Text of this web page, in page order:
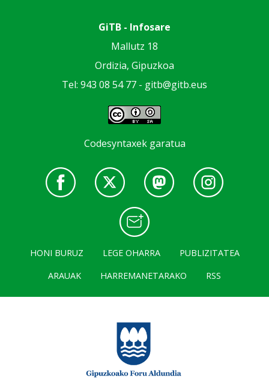
GiTB - Infosare
Mallutz 18
Ordizia, Gipuzkoa
Tel: 943 08 54 77 - gitb@gitb.eus
Codesyntaxek garatua
HONI BURUZ LEGE OHARRA
PUBLIZITATEA
ARAUAK
HARREMANETARAKO RSS